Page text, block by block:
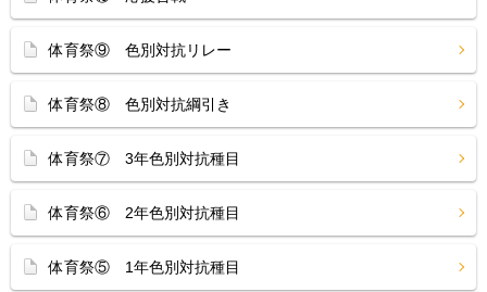
体育祭⑨ 色別対抗リレー
体育祭⑧ 色別対抗綱引き
体育祭⑦ 3年色別対抗種目
体育祭⑥ 2年色別対抗種目
体育祭⑤ 1年色別対抗種目